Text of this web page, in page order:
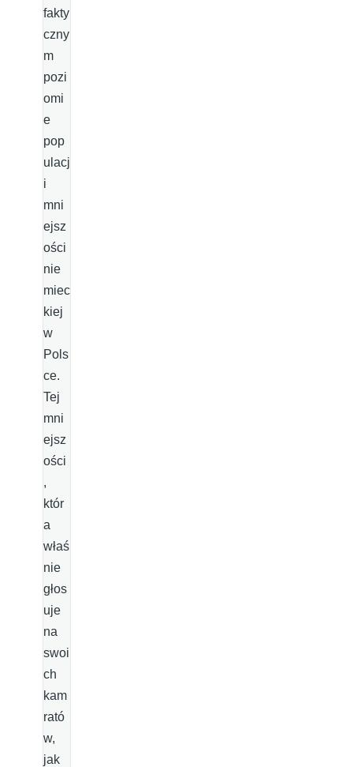
fakty
czny
m
pozi
omi
e
pop
ulacj
i
mni
ejsz
ości
nie
miec
kiej
w
Pols
ce.
Tej
mni
ejsz
ości
,
któr
a
właś
nie
głos
uje
na
swoi
ch
kam
rató
w,
jak